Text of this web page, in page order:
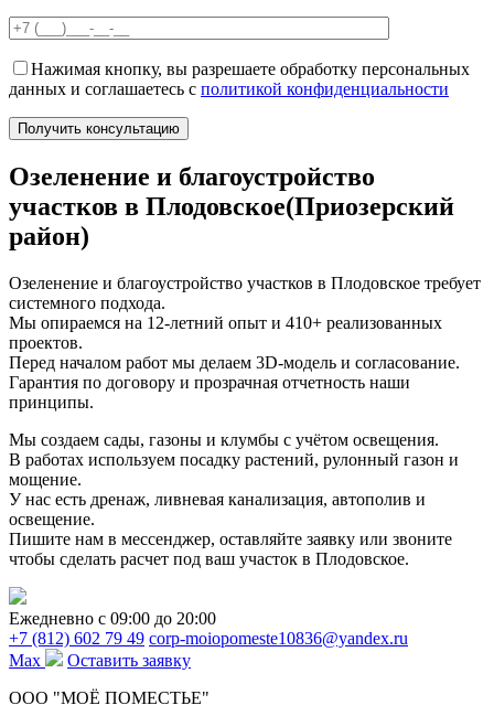
Нажимая кнопку, вы разрешаете обработку персональных
данных и соглашаетесь с политикой конфиденциальности
Озеленение и благоустройство
участков в Плодовское(Приозерский
район)
Озеленение и благоустройство участков в Плодовское требует
системного подхода.
Мы опираемся на 12-летний опыт и 410+ реализованных
проектов.
Перед началом работ мы делаем 3D-модель и согласование.
Гарантия по договору и прозрачная отчетность наши
принципы.
Мы создаем сады, газоны и клумбы с учётом освещения.
В работах используем посадку растений, рулонный газон и
мощение.
У нас есть дренаж, ливневая канализация, автополив и
освещение.
Пишите нам в мессенджер, оставляйте заявку или звоните
чтобы сделать расчет под ваш участок в Плодовское.
Ежедневно c 09:00 до 20:00
+7 (812) 602 79 49 corp-moiopomeste10836@yandex.ru
Max
Оставить заявку
ООО "МОЁ ПОМЕСТЬЕ"